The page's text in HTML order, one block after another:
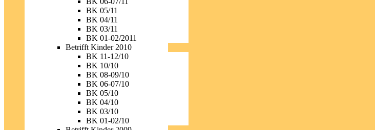
BK 05/11
BK 04/11
BK 03/11
BK 01-02/2011
Betrifft Kinder 2010
BK 11-12/10
BK 10/10
BK 08-09/10
BK 06-07/10
BK 05/10
BK 04/10
BK 03/10
BK 01-02/10